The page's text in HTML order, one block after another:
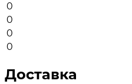
0
0
0
0
Доставка